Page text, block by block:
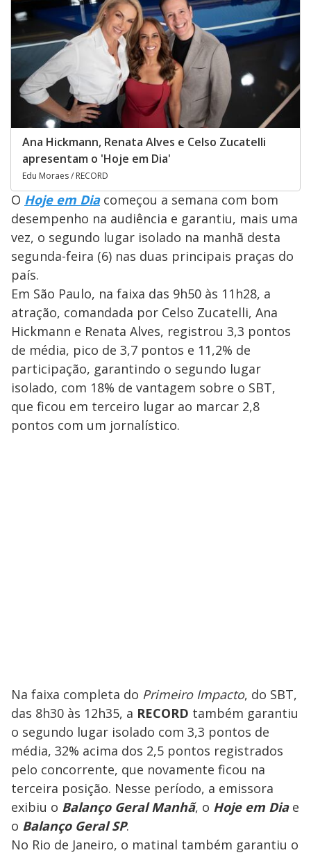
Ana Hickmann, Renata Alves e Celso Zucatelli
apresentam o 'Hoje em Dia'
Edu Moraes / RECORD
O Hoje em Diacomeçou a semana com bom
desempenho na audiência e garantiu, mais uma
vez, o segundo lugar isolado na manhã desta
segunda-feira (6) nas duas principais praças do
país.
Em São Paulo, na faixa das 9h50 às 11h28, a
atração, comandada por Celso Zucatelli, Ana
Hickmann e Renata Alves, registrou 3,3 pontos
de média, pico de 3,7 pontos e 11,2% de
participação, garantindo o segundo lugar
isolado, com 18% de vantagem sobre o SBT,
que ficou em terceiro lugar ao marcar 2,8
pontos com um jornalístico.
Na faixa completa do Primeiro Impacto, do SBT,
das 8h30 às 12h35, a RECORD também garantiu
o segundo lugar isolado com 3,3 pontos de
média, 32% acima dos 2,5 pontos registrados
pelo concorrente, que novamente ficou na
terceira posição. Nesse período, a emissora
exibiu o Balanço Geral Manhã, o Hoje em Diae
o Balanço Geral SP.
No Rio de Janeiro, o matinal também garantiu o